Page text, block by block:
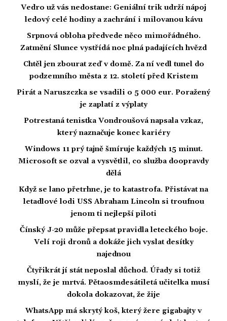
Vedro už vás nedostane: Geniální trik udrží nápoj
ledový celé hodiny a zachrání i milovanou kávu
Srpnová obloha předvede něco mimořádného.
Zatmění Slunce vystřídá noc plná padajících hvězd
Chtěl jen zbourat zeď v domě. Za ní vedl tunel do
podzemního města z 12. století před Kristem
Pirát a Naruszczka se vsadili o 5 000 eur. Poražený
je zaplatí z výplaty
Potrestaná tenistka Vondroušová napsala vzkaz,
který naznačuje konec kariéry
Windows 11 prý tajně šmíruje každých 15 minut.
Microsoft se ozval a vysvětlil, co služba doopravdy
dělá
Když se lano přetrhne, je to katastrofa. Přistávat na
letadlové lodi USS Abraham Lincoln si troufnou
jenom ti nejlepší piloti
Čínský J-20 může přepsat pravidla leteckého boje.
Velí roji dronů a dokáže jich vyslat desítky
najednou
Čtyřikrát jí stát neposlal důchod. Úřady si totiž
myslí, že je mrtvá. Pětaosmdesátiletá učitelka musí
dokola dokazovat, že žije
WhatsApp má skrytý koš, který žere gigabajty v